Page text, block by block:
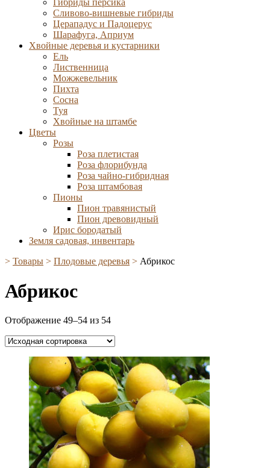
Гибриды персика
Сливово-вишневые гибриды
Церападус и Падоцерус
Шарафуга, Априум
Хвойные деревья и кустарники
Ель
Лиственница
Можжевельник
Пихта
Сосна
Туя
Хвойные на штамбе
Цветы
Розы
Роза плетистая
Роза флорибунда
Роза чайно-гибридная
Роза штамбовая
Пионы
Пион травянистый
Пион древовидный
Ирис бородатый
Земля садовая, инвентарь
> Товары > Плодовые деревья > Абрикос
Абрикос
Отображение 49–54 из 54